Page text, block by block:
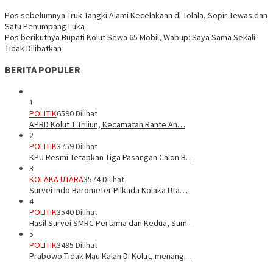
Pos sebelumnya Truk Tangki Alami Kecelakaan di Tolala, Sopir Tewas dan
Satu Penumpang Luka
Pos berikutnya Bupati Kolut Sewa 65 Mobil, Wabup: Saya Sama Sekali
Tidak Dilibatkan
BERITA POPULER
1
POLITIK6590 Dilihat
APBD Kolut 1 Triliun, Kecamatan Rante An…
2
POLITIK3759 Dilihat
KPU Resmi Tetapkan Tiga Pasangan Calon B…
3
KOLAKA UTARA3574 Dilihat
Survei Indo Barometer Pilkada Kolaka Uta…
4
POLITIK3540 Dilihat
Hasil Survei SMRC Pertama dan Kedua, Sum…
5
POLITIK3495 Dilihat
Prabowo Tidak Mau Kalah Di Kolut, menang…